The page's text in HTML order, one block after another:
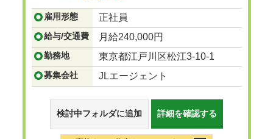
雇用形態 正社員
給与/交通費 月給240,000円
勤務地 東京都江戸川区松江3-10-1
募集会社 JLエージェント
検討中フォルダに追加 詳細を確認する